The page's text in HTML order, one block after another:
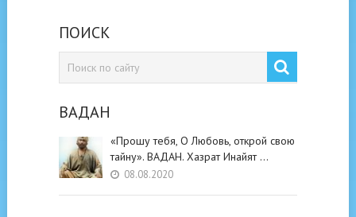
ПОИСК
ВАДАН
«Прошу тебя, О Любовь, открой свою
тайну». ВАДАН. Хазрат Инайят …
08.08.2020